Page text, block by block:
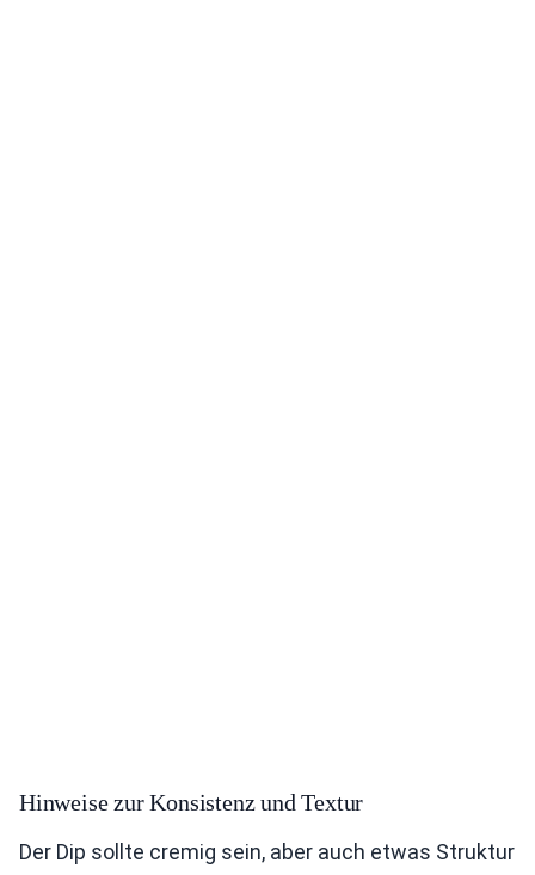
Hinweise zur Konsistenz und Textur
Der Dip sollte cremig sein, aber auch etwas Struktur